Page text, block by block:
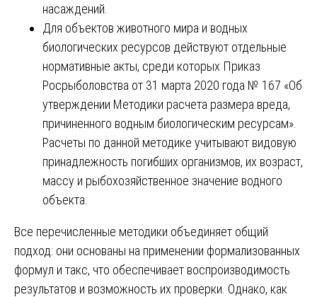
насаждений.
Для объектов животного мира и водных
биологических ресурсов действуют отдельные
нормативные акты, среди которых Приказ
Росрыболовства от 31 марта 2020 года № 167 «Об
утверждении Методики расчета размера вреда,
причиненного водным биологическим ресурсам».
Расчеты по данной методике учитывают видовую
принадлежность погибших организмов, их возраст,
массу и рыбохозяйственное значение водного
объекта.
Все перечисленные методики объединяет общий
подход: они основаны на применении формализованных
формул и такс, что обеспечивает воспроизводимость
результатов и возможность их проверки. Однако, как